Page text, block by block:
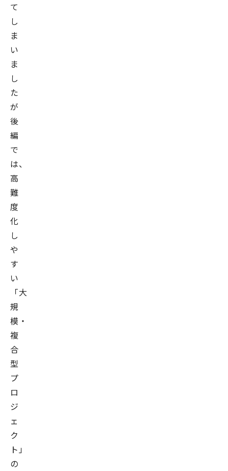
て
し
ま
い
ま
し
た
が
後
編
で
は、
高
難
度
化
し
や
す
い
「大
規
模・
複
合
型
プ
ロ
ジ
ェ
ク
ト」
の